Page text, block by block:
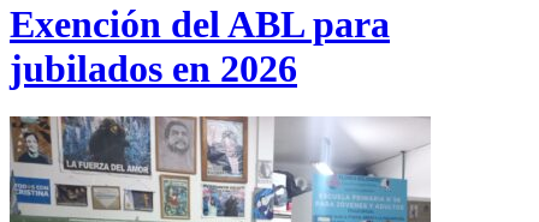
Exención del ABL para
jubilados en 2026